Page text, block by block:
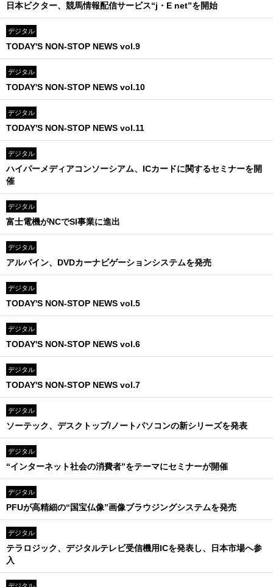
日本ビクター、競馬情報配信サービス“j・E net”を開始
デジタル
TODAY'S NON-STOP NEWS vol.9
デジタル
TODAY'S NON-STOP NEWS vol.10
デジタル
TODAY'S NON-STOP NEWS vol.11
デジタル
ハイパーメディアコンソーシアム、ICカードに関するセミナーを開
催
デジタル
富士電機がNCでSI事業に進出
デジタル
アルパイン、DVDカーナビゲーションシステムを発売
デジタル
TODAY'S NON-STOP NEWS vol.5
デジタル
TODAY'S NON-STOP NEWS vol.6
デジタル
TODAY'S NON-STOP NEWS vol.7
デジタル
ソーテック、デスクトップ/ノートパソコンの新シリーズを発表
デジタル
“インターネット社会の消費者”をテーマにセミナーが開催
デジタル
PFUが高精細の“国宝仏像”画像ブラウジングシステムを発売
デジタル
テラロジック、デジタルテレビ受信機用ICを発表し、日本市場へ参
入